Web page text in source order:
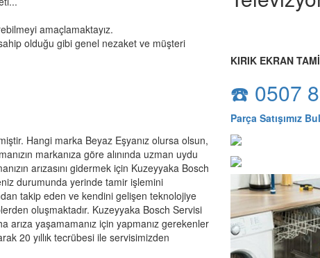
amaçlamaktayız.
olduğu gibi genel nezaket ve müşteri
Hangi marka Beyaz Eşyanız olursa olsun,
markanıza göre alınında uzman uydu
arızasını gidermek için Kuzeyyaka Bosch
durumunda yerinde tamir işlemini
takip eden ve kendini gelişen teknolojiye
oluşmaktadır. Kuzeyyaka Bosch Servisi
arıza yaşamamanız için yapmanız gerekenler
20 yıllık tecrübesi ile servisimizden
KIRIK EKRAN
☎️ 0507
Parça Satışımız